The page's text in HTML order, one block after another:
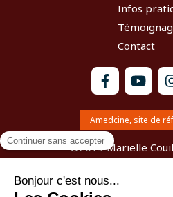
Infos
Contact
Amedcine, site de
©2019 Marielle
Accompagnatrice du
communication psycho